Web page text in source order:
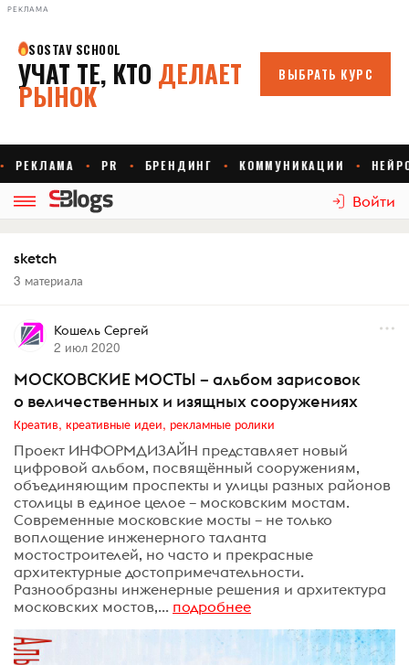
РЕКЛАМА
Войти
sketch
3 материала
Кошель Сергей
2 июл 2020
МОСКОВСКИЕ МОСТЫ – альбом зарисовок
о величественных и изящных сооружениях
Креатив, креативные идеи, рекламные ролики
Проект ИНФОРМДИЗАЙН представляет новый
цифровой альбом, посвящённый сооружениям,
объединяющим проспекты и улицы разных районов
столицы в единое целое – московским мостам.
Современные московские мосты – не только
воплощение инженерного таланта
мостостроителей, но часто и прекрасные
архитектурные достопримечательности.
Разнообразны инженерные решения и архитектура
московских мостов,... подробнее